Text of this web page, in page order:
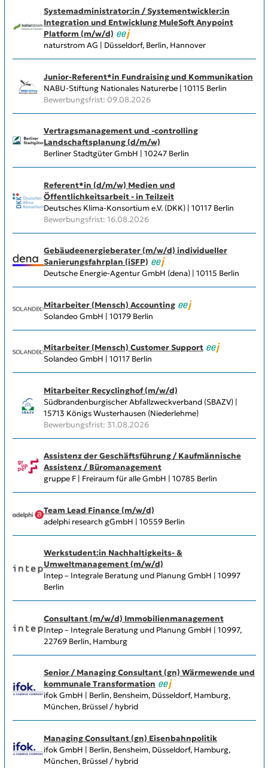
Systemadministrator:in / Systementwickler:in
Integration und Entwicklung MuleSoft Anypoint
Platform (m/w/d)
naturstrom AG | Düsseldorf, Berlin, Hannover
Junior-Referent*in Fundraising und Kommunikation
NABU-Stiftung Nationales Naturerbe | 10115 Berlin
Bewerbungsfrist: 09.08.2026
Vertragsmanagement und -controlling
Landschaftsplanung (d/m/w)
Berliner Stadtgüter GmbH | 10247 Berlin
Referent*in (d/m/w) Medien und
Öffentlichkeitsarbeit - in Teilzeit
Deutsches Klima-Konsortium e.V. (DKK) | 10117 Berlin
Bewerbungsfrist: 16.08.2026
Gebäudeenergieberater (m/w/d) individueller
Sanierungsfahrplan (iSFP)
Deutsche Energie-Agentur GmbH (dena) | 10115 Berlin
Mitarbeiter (Mensch) Accounting
Solandeo GmbH | 10179 Berlin
Mitarbeiter (Mensch) Customer Support
Solandeo GmbH | 10117 Berlin
Mitarbeiter Recyclinghof (m/w/d)
Südbrandenburgischer Abfallzweckverband (SBAZV) |
15713 Königs Wusterhausen (Niederlehme)
Bewerbungsfrist: 31.08.2026
Assistenz der Geschäftsführung / Kaufmännische
Assistenz / Büromanagement
gruppe F | Freiraum für alle GmbH | 10785 Berlin
Team Lead Finance (m/w/d)
adelphi research gGmbH | 10559 Berlin
Werkstudent:in Nachhaltigkeits- &
Umweltmanagement (m/w/d)
Intep – Integrale Beratung und Planung GmbH | 10997
Berlin
Consultant (m/w/d) Immobilienmanagement
Intep – Integrale Beratung und Planung GmbH | 10997,
22769 Berlin, Hamburg
Senior / Managing Consultant (gn) Wärmewende und
kommunale Transformation
ifok GmbH | Berlin, Bensheim, Düsseldorf, Hamburg,
München, Brüssel / hybrid
Managing Consultant (gn) Eisenbahnpolitik
ifok GmbH | Berlin, Bensheim, Düsseldorf, Hamburg,
München, Brüssel / hybrid